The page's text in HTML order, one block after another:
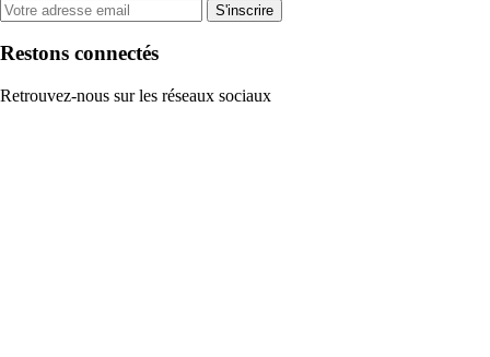
S'inscrire
Restons connectés
Retrouvez-nous sur les réseaux sociaux